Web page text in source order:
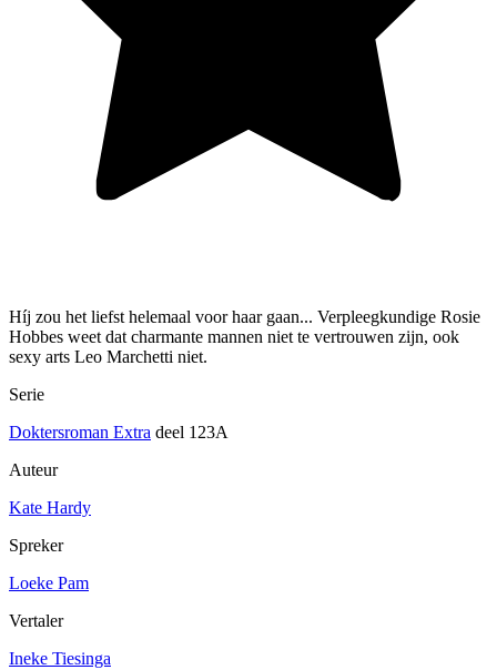
Híj zou het liefst helemaal voor haar gaan... Verpleegkundige Rosie
Hobbes weet dat charmante mannen niet te vertrouwen zijn, ook
sexy arts Leo Marchetti niet.
Serie
Doktersroman Extra deel 123A
Auteur
Kate Hardy
Spreker
Loeke Pam
Vertaler
Ineke Tiesinga